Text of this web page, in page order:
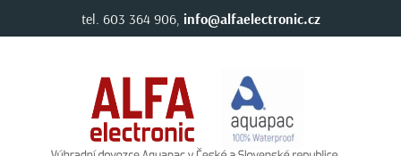
tel. 603 364 906, info@alfaelectronic.cz